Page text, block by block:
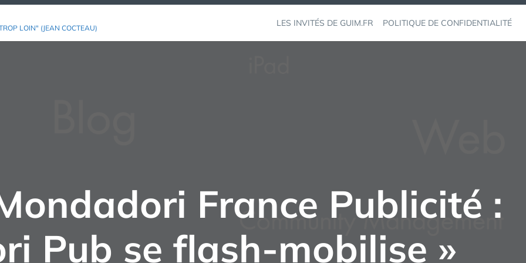
LOIN" (JEAN COCTEAU) LES INVITÉS DE GUIM.FR POLITIQUE DE CONFIDENTIALITÉ
France Publicité :
Pub se flash-mobilise »